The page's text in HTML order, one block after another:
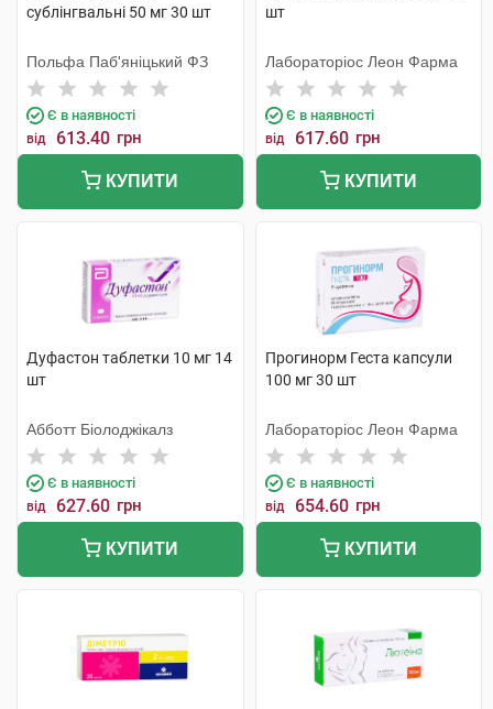
сублінгвальні 50 мг 30 шт
Польфа Паб'яніцький ФЗ
Є в наявності
від 613.40 грн
КУПИТИ
шт
Лабораторіос Леон Фарма
Є в наявності
від 617.60 грн
КУПИТИ
Дуфастон таблетки 10 мг 14
шт
Абботт Біолоджікалз
Є в наявності
від 627.60 грн
КУПИТИ
Прогинорм Геста капсули
100 мг 30 шт
Лабораторіос Леон Фарма
Є в наявності
від 654.60 грн
КУПИТИ